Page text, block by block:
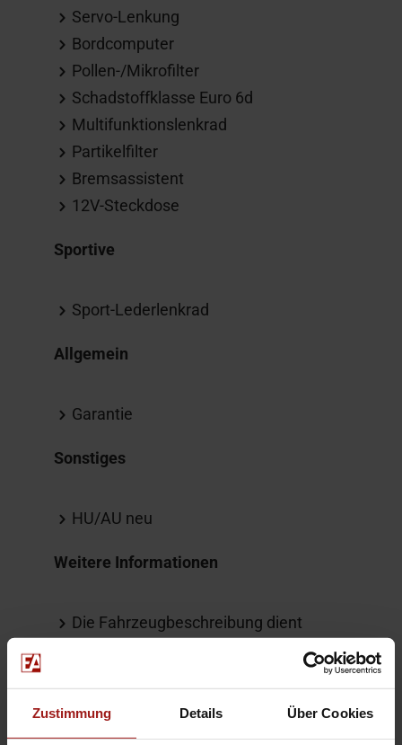
Zustimmung Details Über Cookies
Servo-Lenkung
Bordcomputer
Pollen-/Mikrofilter
Schadstoffklasse Euro 6d
Multifunktionslenkrad
Partikelfilter
Bremsassistent
12V-Steckdose
Sportive
Sport-Lederlenkrad
Allgemein
Garantie
Sonstiges
HU/AU neu
Weitere Informationen
Die Fahrzeugbeschreibung dient